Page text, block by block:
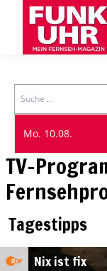
Search
Mo. 10.08.
TV-
Tagestipps
Montag, 10 August
Nix ist fix